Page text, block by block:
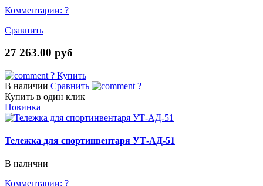
Комментарии: ?
Сравнить
27 263.00 руб
? Купить
В наличии Сравнить
?
Купить в один клик
Новинка
Тележка для спортинвентаря УТ-АД-51
В наличии
Комментарии: ?